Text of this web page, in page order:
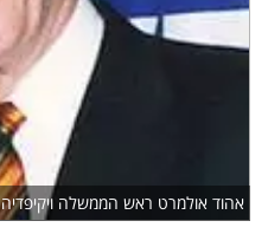
אהוד אולמרט ראש הממשלה ויקיפדיה